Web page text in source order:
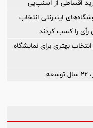
اقساطی از اسنپ‌پی
اینترنتی انتخاب
رأی را کسب کردند
بهتری برای نمایشگاه